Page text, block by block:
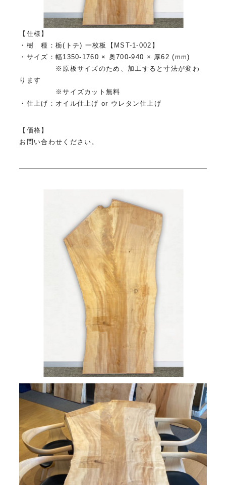
【仕様】
・樹 種：栃(トチ) 一枚板【MST-1-002】
・サイズ：幅1350-1760 × 奥700-940 × 厚62 (mm)
※原板サイズのため、加工すると寸法が変わ
ります
※サイズカット無料
・仕上げ：オイル仕上げ or ウレタン仕上げ
【価格】
お問い合わせください。